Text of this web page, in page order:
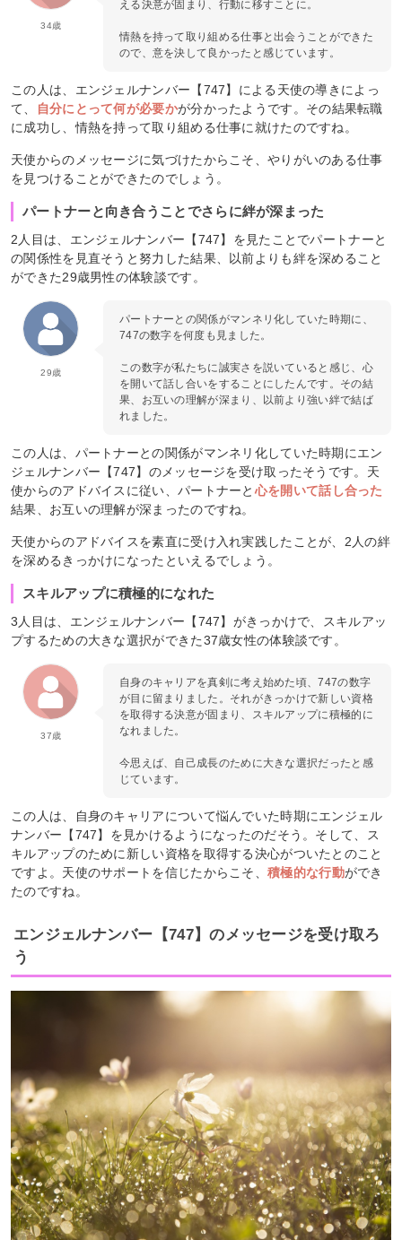
34歳
える決意が固まり、行動に移すことに。
情熱を持って取り組める仕事と出会うことができた
ので、意を決して良かったと感じています。
この人は、エンジェルナンバー【747】による天使の導きによっ
て、
自分にとって何が必要かが分かったようです。その結果転職
に成功し、情熱を持って取り組める仕事に就けたのですね。
天使からのメッセージに気づけたからこそ、やりがいのある仕事
を見つけることができたのでしょう。
パートナーと向き合うことでさらに絆が深まった
2人目は、エンジェルナンバー【747】を見たことでパートナーと
の関係性を見直そうと努力した結果、以前よりも絆を深めること
ができた29歳男性の体験談です。
29歳
パートナーとの関係がマンネリ化していた時期に、
747の数字を何度も見ました。
この数字が私たちに誠実さを説いていると感じ、心
を開いて話し合いをすることにしたんです。その結
果、お互いの理解が深まり、以前より強い絆で結ば
れました。
この人は、パートナーとの関係がマンネリ化していた時期にエン
ジェルナンバー【747】のメッセージを受け取ったそうです。天
使からのアドバイスに従い、パートナーと 心を開いて話し合った
結果、お互いの理解が深まったのですね。
天使からのアドバイスを素直に受け入れ実践したことが、2人の絆
を深めるきっかけになったといえるでしょう。
スキルアップに積極的になれた
3人目は、エンジェルナンバー【747】がきっかけで、スキルアッ
プするための大きな選択ができた37歳女性の体験談です。
37歳
自身のキャリアを真剣に考え始めた頃、747の数字
が目に留まりました。それがきっかけで新しい資格
を取得する決意が固まり、スキルアップに積極的に
なれました。
今思えば、自己成長のために大きな選択だったと感
じています。
この人は、自身のキャリアについて悩んでいた時期にエンジェル
ナンバー【747】を見かけるようになったのだそう。そして、ス
キルアップのために新しい資格を取得する決心がついたとのこと
ですよ。天使のサポートを信じたからこそ、 積極的な行動ができ
たのですね。
エンジェルナンバー【747】のメッセージを受け取ろ
う